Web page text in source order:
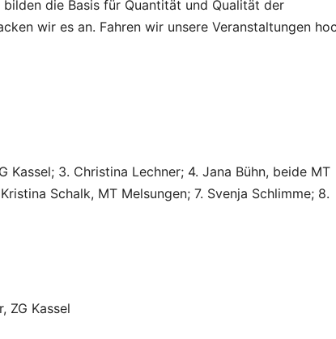
die Basis für Quantität und Qualität der
wir es an. Fahren wir unsere Veranstaltungen
Kassel; 3. Christina Lechner; 4. Jana Bühn, beide MT
Schalk, MT Melsungen; 7. Svenja Schlimme; 8.
ZG Kassel